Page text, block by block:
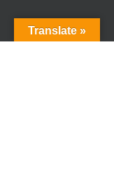
ENCUÉNTRANOS
Translate »